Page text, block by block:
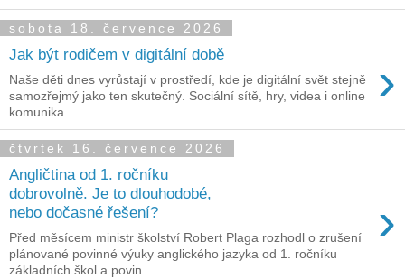
sobota 18. července 2026
Jak být rodičem v digitální době ›
Naše děti dnes vyrůstají v prostředí, kde je digitální svět stejně
samozřejmý jako ten skutečný. Sociální sítě, hry, videa i online
komunika...
čtvrtek 16. července 2026
Angličtina od 1. ročníku
dobrovolně. Je to dlouhodobé,
nebo dočasné řešení?
›
Před měsícem ministr školství Robert Plaga rozhodl o zrušení
plánované povinné výuky anglického jazyka od 1. ročníku
základních škol a povin...